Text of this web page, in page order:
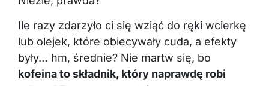
Ile razy zdarzyło ci się wziąć do ręki wcierkę
lub olejek, które obiecywały cuda, a efekty
były… hm, średnie? Nie martw się, bo
kofeina to składnik, który naprawdę robi